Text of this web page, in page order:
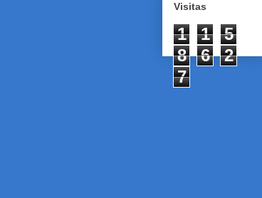
Visitas
1 1
5
8
6
2
7